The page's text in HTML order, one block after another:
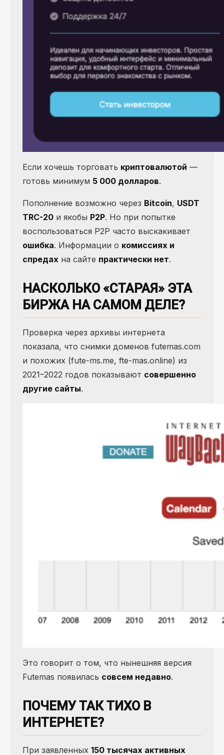
Если хочешь торговать криптовалютой —
готовь минимум 5 000 долларов.
Пополнение возможно через Bitcoin, USDT
TRC-20 и якобы P2P. Но при попытке
воспользоваться P2P часто выскакивает
ошибка. Информации о комиссиях и
спредах на сайте практически нет.
НАСКОЛЬКО «СТАРАЯ» ЭТА
БИРЖА НА САМОМ ДЕЛЕ?
Проверка через архивы интернета
показала, что снимки доменов futemas.com
и похожих (fute-ms.me, fte-mas.online) из
2021–2022 годов показывают совершенно
другие сайты.
Это говорит о том, что нынешняя версия
Futemas появилась совсем недавно.
ПОЧЕМУ ТАК ТИХО В
ИНТЕРНЕТЕ?
При заявленных 150 тысячах активных